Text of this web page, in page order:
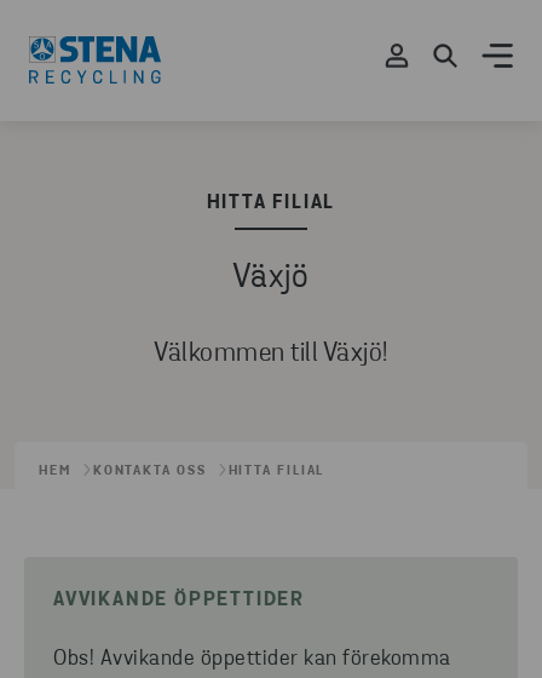
HITTA FILIAL
Växjö
Välkommen till Växjö!
HEM KONTAKTA OSS HITTA FILIAL
AVVIKANDE ÖPPETTIDER
Obs! Avvikande öppettider kan förekomma